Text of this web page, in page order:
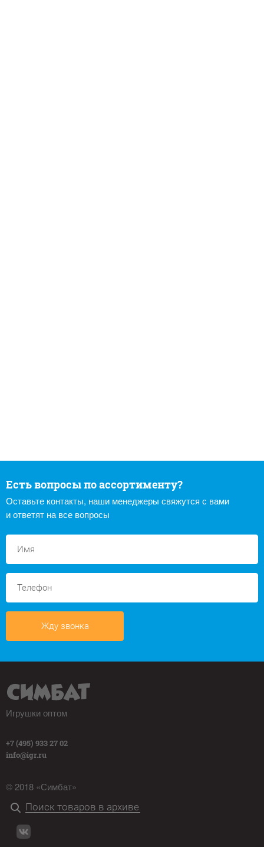
Есть вопросы по ассортименту?
Оставьте контакты, наши менеджеры свяжутся с вами
и ответят на все вопросы
Жду звонка
Игрушки оптом
+7 (495) 933 27 02
info@igr.ru
© 2018 «Симбат»